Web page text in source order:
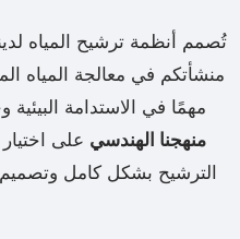
تُصمم أنظمة ترشيح المياه
منشأتكم في معالجة المياه
مهمًا في الاستدامة البيئية
منهجنا الهندسي على
الترشيح بشكل كامل وتصميم